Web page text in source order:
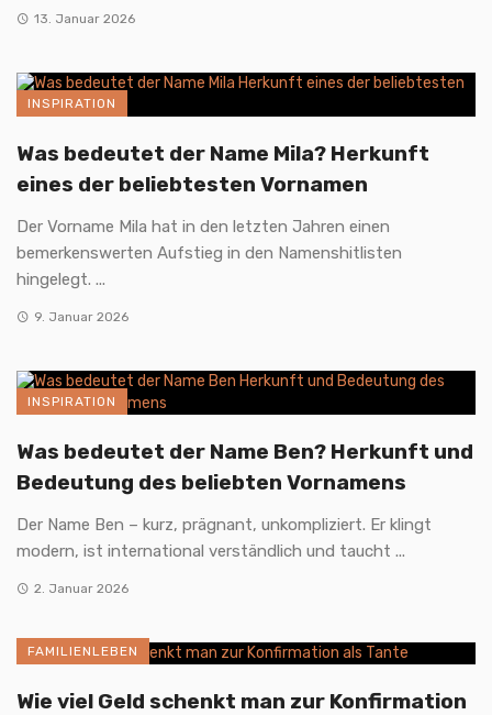
13. Januar 2026
INSPIRATION
Was bedeutet der Name Mila? Herkunft
eines der beliebtesten Vornamen
Der Vorname Mila hat in den letzten Jahren einen
bemerkenswerten Aufstieg in den Namenshitlisten
hingelegt. ...
9. Januar 2026
INSPIRATION
Was bedeutet der Name Ben? Herkunft und
Bedeutung des beliebten Vornamens
Der Name Ben – kurz, prägnant, unkompliziert. Er klingt
modern, ist international verständlich und taucht ...
2. Januar 2026
FAMILIENLEBEN
Wie viel Geld schenkt man zur Konfirmation